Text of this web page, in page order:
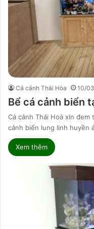
Cá cảnh Thái Hòa 10/
Bể cá cảnh biển
Cá cảnh Thái Hoà xin
cảnh biển lung linh huyền
Xem thêm